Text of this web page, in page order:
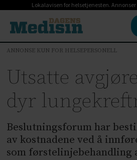
Lokalavisen for helsetjenesten.
ANNONSE KUN FOR HELSEPERSONELL
Utsatte
dyr
Beslutningsforum har
av kostnadene ved å
som førstelinjebehandling